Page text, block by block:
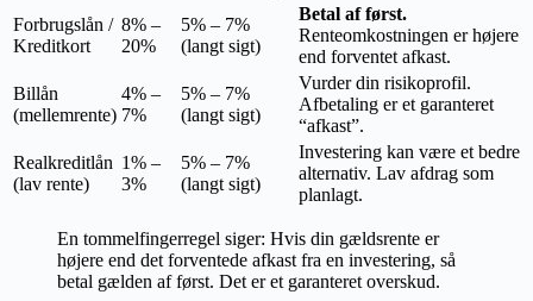
Forbrugslån /
Kreditkort
8% –
20%
5% – 7%
(langt sigt)
Betal af først.
Renteomkostningen er højere
end forventet afkast.
Billån
(mellemrente)
4% –
7%
5% – 7%
(langt sigt)
Vurder din risikoprofil.
Afbetaling er et garanteret
“afkast”.
Realkreditlån
(lav rente)
1% –
3%
5% – 7%
(langt sigt)
Investering kan være et bedre
alternativ. Lav afdrag som
planlagt.
En tommelfingerregel siger: Hvis din gældsrente er
højere end det forventede afkast fra en investering, så
betal gælden af først. Det er et garanteret overskud.